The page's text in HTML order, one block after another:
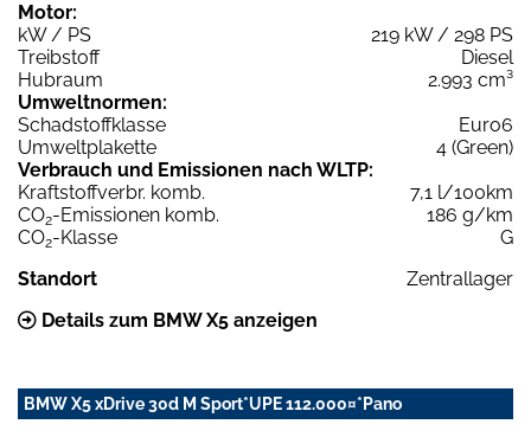
Motor:
kW / PS
219 kW / 298 PS
Treibstoff
Diesel
Hubraum
2.993 cm³
Umweltnormen:
Schadstoffklasse
Euro6
Umweltplakette
4 (Green)
Verbrauch und Emissionen nach WLTP:
Kraftstoffverbr. komb.
7,1 l/100km
CO2-Emissionen komb.
186 g/km
CO2-Klasse
G
Standort
Zentrallager
Details zum BMW X5 anzeigen
BMW X5 xDrive 30d M Sport*UPE 112.000¤*Pano